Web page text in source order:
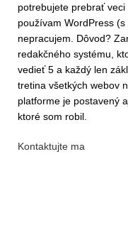
potrebujete prebrať
používam WordPress
nepracujem. Dôvod?
redakčného systému,
vedieť 5 a každý len
tretina všetkých webov
platforme je postavený
ktoré som robil.
Kontaktujte ma